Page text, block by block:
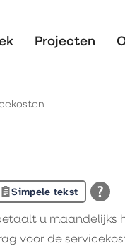
Projecten
Simpele tekst
u maandelijks
voor de